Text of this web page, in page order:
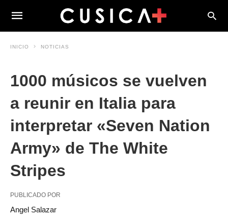
INICIO NOTICIAS
1000 músicos se vuelven
a reunir en Italia para
interpretar «Seven Nation
Army» de The White
Stripes
PUBLICADO POR
Angel Salazar